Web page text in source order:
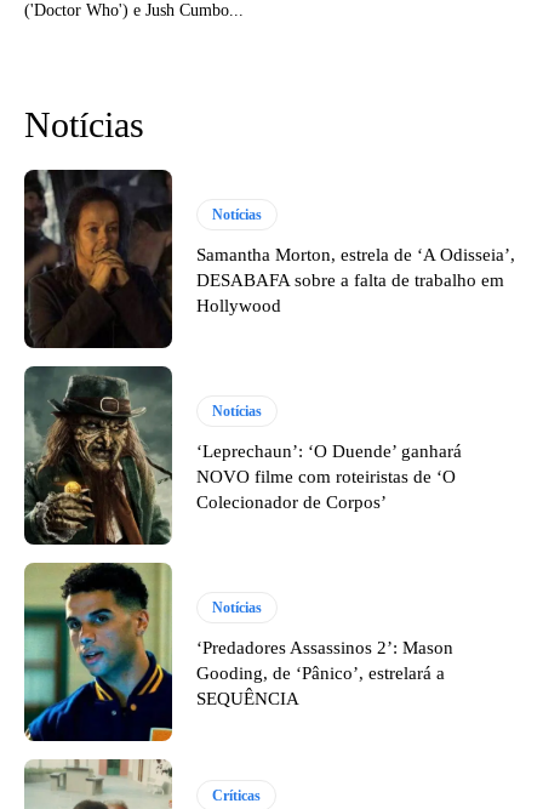
('Doctor Who') e Jush Cumbo...
Notícias
Notícias
Samantha Morton, estrela de ‘A Odisseia’,
DESABAFA sobre a falta de trabalho em
Hollywood
Notícias
‘Leprechaun’: ‘O Duende’ ganhará
NOVO filme com roteiristas de ‘O
Colecionador de Corpos’
Notícias
‘Predadores Assassinos 2’: Mason
Gooding, de ‘Pânico’, estrelará a
SEQUÊNCIA
Críticas